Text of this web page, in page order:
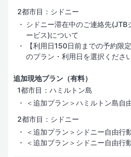
2都市目：シドニー
シドニー滞在中のご連絡先(JTB
ービス)について
【利用日150日前までの予約限
のプラン・利用日を選択ください
追加現地プラン（有料）
1都市目：ハミルトン島
＜追加プラン＞ハミルトン島自
2都市目：シドニー
＜追加プラン＞シドニー自由行
＜追加プラン＞シドニー自由行